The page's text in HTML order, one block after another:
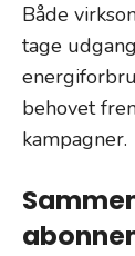
Både
tage
behovet
kampagner.